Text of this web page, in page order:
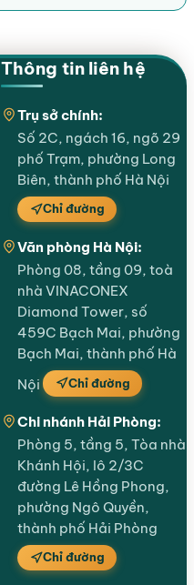
Thông tin liên hệ
Trụ sở chính:
Số 2C, ngách 16, ngõ 29
phố Trạm, phường Long
Biên, thành phố Hà Nội
Chỉ đường
Văn phòng Hà Nội:
Phòng 08, tầng 09, toà
nhà VINACONEX
Diamond Tower, số
459C Bạch Mai, phường
Bạch Mai, thành phố Hà
Nội
Chỉ đường
Chi nhánh Hải Phòng:
Phòng 5, tầng 5, Tòa nhà
Khánh Hội, lô 2/3C
đường Lê Hồng Phong,
phường Ngô Quyền,
thành phố Hải Phòng
Chỉ đường